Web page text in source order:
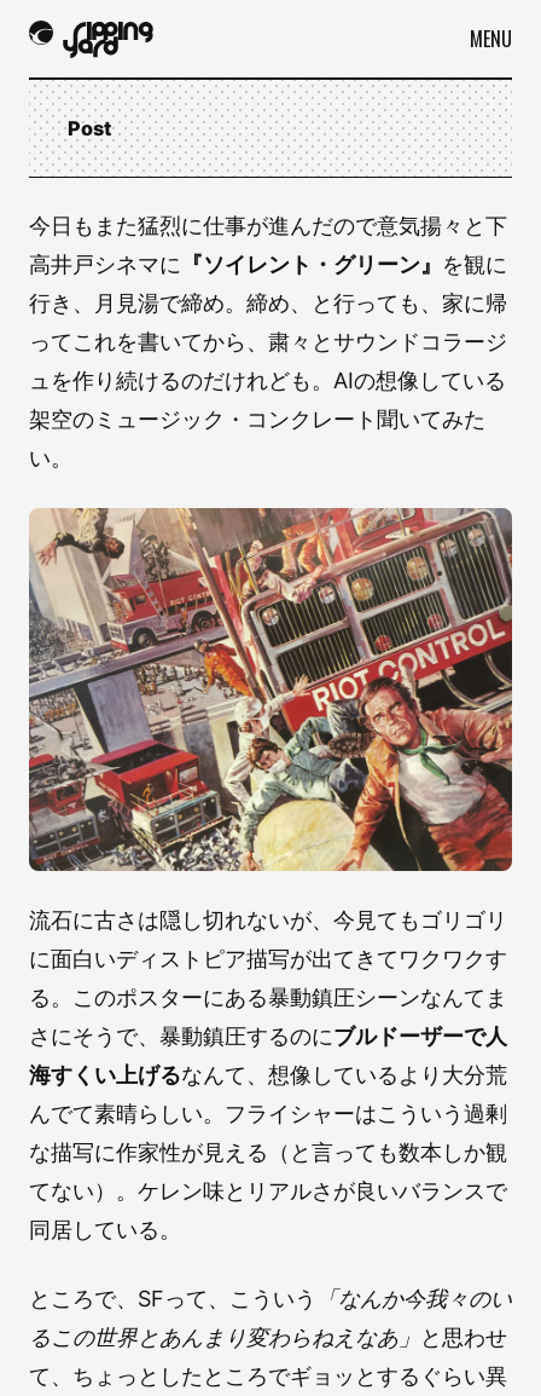
MENU
Post
今日もまた猛烈に仕事が進んだので意気揚々と下
高井戸シネマに 『ソイレント・グリーン』 を観に
行き、月見湯で締め。締め、と行っても、家に帰
ってこれを書いてから、粛々とサウンドコラージ
ュを作り続けるのだけれども。AIの想像している
架空のミュージック・コンクレート聞いてみた
い。
流石に古さは隠し切れないが、今見てもゴリゴリ
に面白いディストピア描写が出てきてワクワクす
る。このポスターにある暴動鎮圧シーンなんてま
さにそうで、暴動鎮圧するのにブルドーザーで人
海すくい上げるなんて、想像しているより大分荒
んでて素晴らしい。フライシャーはこういう過剰
な描写に作家性が見える（と言っても数本しか観
てない）。ケレン味とリアルさが良いバランスで
同居している。
ところで、SFって、こういう
「なんか今我々のい
るこの世界とあんまり変わらねえなあ」 と思わせ
て、ちょっとしたところでギョッとするぐらい異